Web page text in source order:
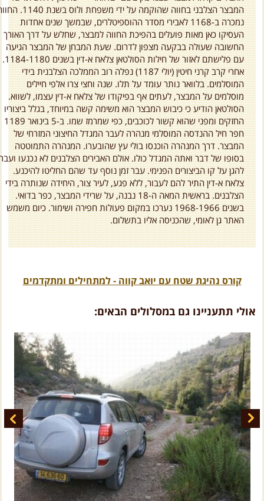
המבצר הצלבני בחווה שהוקמה על ידי משפחת ולוס בשנת
נמכרה ב-1168 לאבירי מסדר ההוספיטלרים, שבמשך שנים אחדות
העסיקו כאן מאות פועלים בהפיכת החווה למבצר, שחלש על דרך האורך
החשובה שעולה בבקעה מצפון לדרום. שעת המבחן של המבצר הגיעה
עם פלישתם לאזור של חילות הסולטאן צלאח א-דין בשנים 1184-1180.
אחרי קרב קרני חיטין (יולי 1187) נפלה רוב הממלכה הצלבנית בידי
המוסלמים. בלוואר נותר עומד על תלו. שנה וחצי צרו אלפי חיילים
מוסלמים על המבצר, לעתים אף בפיקודו של צלאח א-דין עצמו, לשווא.
הסולטאן הודיע כי כיבוש המבצר הוא משימה קשה במיוחד, בגלל ביצוריו
החזקים ומפני שהוא קשור לכוכבים, כפי שמרמז שמו. ב-5 בינואר 1189
חפר חיל ההנדסה המוסלמי מנהרה לעבר המגדל החיצוני המזרחי של
המבצר. דרך המנהרה הוכנסו בולי עץ שהובערו. המנהרה התמוטטה
בסופו של דבר ואתה המגדל כולו. אולם האבירים הצלבנים לא נכנעו
להגן על קו הביצורים הפנימי. עבר זמן נוסף עד שהם החליטו להיכנע.
צלאח א-דין התיר להם לעבור, ללא פגע, לעיר צור, היחידה שנותרה בידי
הצלבנים. בראשית המאה ה-18 נבנה, על שרידי המבצר, כפר בדואי.
בשנים 1968-1966 נערכו במקום פעולות חפירה ושימור. כיום משמש
האתר גן לאומי, שהכניסה אליו בתשלום.
קורס נהיגת שטח עם יואב קווה - למתחילים ומתקדמים
אולי תתעניינו גם במסלולים הבאים: